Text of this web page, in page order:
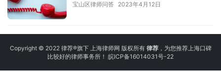
宝山区律师问答 2023年4月12日
Copyright © 2022 律荐®旗下 上海律师网 版权所有 律荐，为您推荐上海口碑
比较好的律师事务所！ 皖ICP备16014031号-22